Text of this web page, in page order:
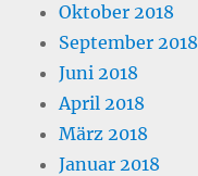
Oktober 2018
September 2018
Juni 2018
April 2018
März 2018
Januar 2018